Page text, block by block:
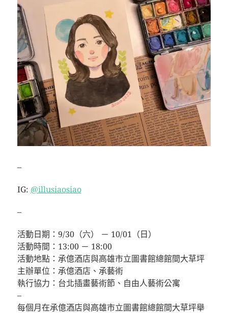
–
IG: @illusiaosiao
–
活動日期：9/30（六） － 10/01（日）
活動時間：13:00 － 18:00
活動地點：承億酒店與高雄市立圖書館總館間大草坪
主辦單位：承億酒店、承藝術
執行協力：台北插畫藝術節、自由人藝術公寓
–
每個月在承億酒店與高雄市立圖書館總館間大草坪舉